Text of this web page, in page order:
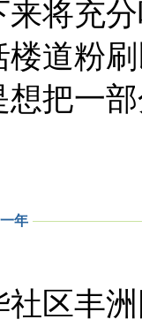
将充
道粉
想把一
年
区丰